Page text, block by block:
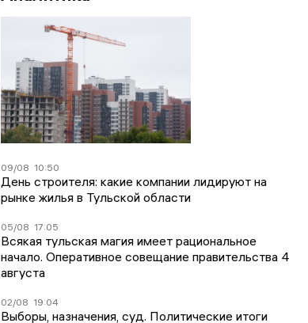
09/08 10:50
День строителя: какие компании лидируют на
рынке жилья в Тульской области
05/08 17:05
Всякая тульская магия имеет рациональное
начало. Оперативное совещание правительства 4
августа
02/08 19:04
Выборы, назначения, суд. Политические итоги